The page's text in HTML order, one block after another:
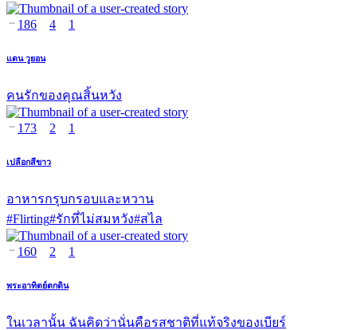
186 4 1
แดน วูยอน
คนรักของคุณสิ้นหวัง
173 2 1
เปลือกสีขาว
อาหารกรุบกรอบและหวาน
#Flirting#รักที่ไม่สมหวัง#สไล
160 2 1
พระอาทิตย์ตกดิน
ในเวลานั้น ฉันคิดว่านั่นคือรสชาติที่แท้จริงของเบียร์